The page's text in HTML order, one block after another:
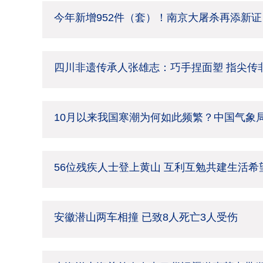
今年新增952件（套）！南京大屠杀再添新证
四川非遗传承人张雄志：巧手捏面塑 指尖传
10月以来我国寒潮为何如此频繁？中国气象
56位残疾人士登上黄山 互利互勉共建生活希
安徽潜山两车相撞 已致8人死亡3人受伤